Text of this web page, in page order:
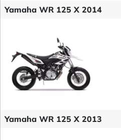
Yamaha WR 125 X 2014
Yamaha WR 125 X 2013